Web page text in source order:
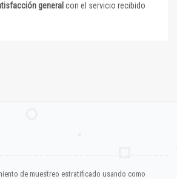
general con el servicio recibido
de muestreo estratificado usando como